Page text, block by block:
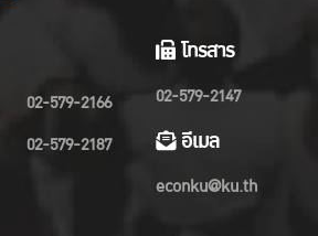
02-579-2166
02-579-2187
โทรสาร
02-579-2147
อีเมล
econku@ku.th